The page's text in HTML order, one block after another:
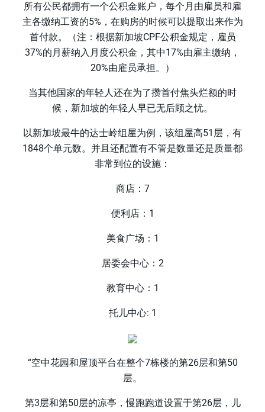
所有公民都拥有一个公积金账户，每个月由雇员和雇
主各缴纳工资的5%，在购房的时候可以提取出来作为
首付款。（注：根据新加坡CPF公积金规定，雇员
37%的月薪纳入月度公积金，其中17%由雇主缴纳，
20%由雇员承担。）
当其他国家的年轻人还在为了攒首付焦头烂额的时
候，新加坡的年轻人早已无后顾之忧。
以新加坡最牛的达士岭组屋为例，该组屋高51层，有
1848个单元数。并且还配置有不管是数量还是质量都
非常到位的设施：
商店：7
便利店：1
美食广场：1
居委会中心：2
教育中心：1
托儿中心: 1
“空中花园和屋顶平台在整个7栋楼的第26层和第50
层。
第3层和第50层的凉亭，慢跑跑道设置于第26层，儿